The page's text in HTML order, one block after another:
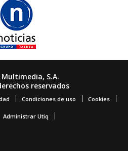
S.A.
reservados
Condiciones de uso Cookies
Administrar Utiq